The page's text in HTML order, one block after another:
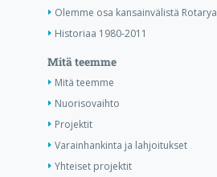
Olemme osa kansainvälistä Rotarya
Historiaa 1980-2011
Mitä teemme
Mitä teemme
Nuorisovaihto
Projektit
Varainhankinta ja lahjoitukset
Yhteiset projektit